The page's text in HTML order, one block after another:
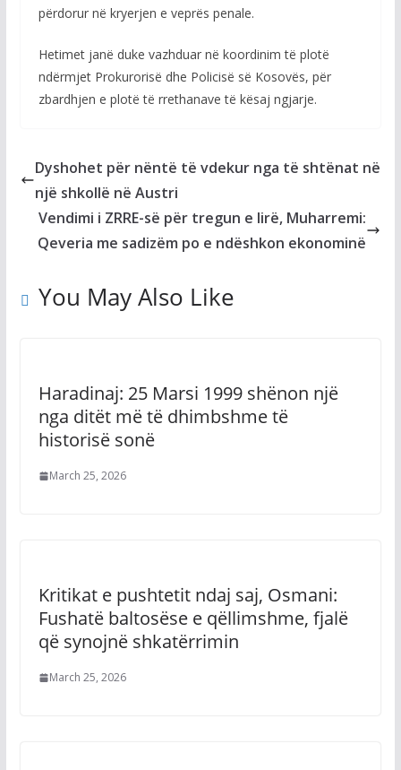
përdorur në kryerjen e veprës penale.
Hetimet janë duke vazhduar në koordinim të plotë
ndërmjet Prokurorisë dhe Policisë së Kosovës, për
zbardhjen e plotë të rrethanave të kësaj ngjarje.
Dyshohet për nëntë të vdekur nga të shtënat në
një shkollë në Austri
Vendimi i ZRRE-së për tregun e lirë, Muharremi:
Qeveria me sadizëm po e ndëshkon ekonominë
You May Also Like
Haradinaj: 25 Marsi 1999 shënon një
nga ditët më të dhimbshme të
historisë sonë
March 25, 2026
Kritikat e pushtetit ndaj saj, Osmani:
Fushatë baltosëse e qëllimshme, fjalë
që synojnë shkatërrimin
March 25, 2026